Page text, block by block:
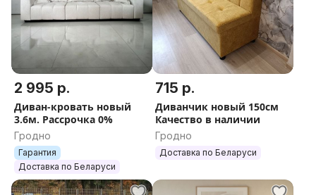
2 995 р.
Диван-кровать новый
3.6м. Рассрочка 0%
Гродно
Гарантия
Доставка по Беларуси
715 р.
Диванчик новый 150см
Качество в наличии
Гродно
Доставка по Беларуси